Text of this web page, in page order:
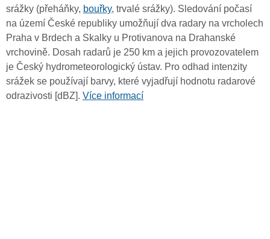
srážky (přeháňky, bouřky, trvalé srážky). Sledování počasí
na území České republiky umožňují dva radary na vrcholech
Praha v Brdech a Skalky u Protivanova na Drahanské
vrchovině. Dosah radarů je 250 km a jejich provozovatelem
je Český hydrometeorologický ústav. Pro odhad intenzity
srážek se používají barvy, které vyjadřují hodnotu radarové
odrazivosti [dBZ]. Více informací